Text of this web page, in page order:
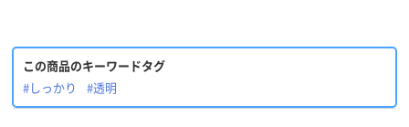
この商品のキーワードタグ
#しっかり
#透明